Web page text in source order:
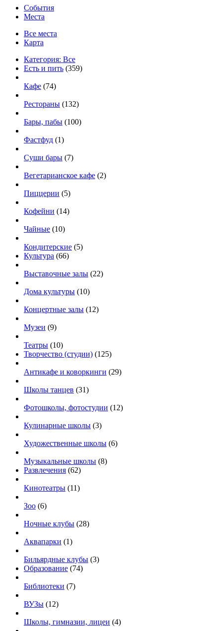
События
Места
Все места
Карта
Категория: Все
Есть и пить (359)
Кафе (74)
Рестораны (132)
Бары, пабы (100)
Фастфуд (1)
Суши бары (7)
Вегетарианское кафе (2)
Пиццерии (5)
Кофейни (14)
Чайные (10)
Кондитерские (5)
Культура (66)
Выставочные залы (22)
Дома культуры (10)
Концертные залы (12)
Музеи (9)
Театры (10)
Творчество (студии) (125)
Антикафе и коворкинги (29)
Школы танцев (31)
Фотошколы, фотостудии (12)
Кулинарные школы (3)
Художественные школы (6)
Музыкальные школы (8)
Развлечения (62)
Кинотеатры (11)
Зоо (6)
Ночные клубы (28)
Аквапарки (1)
Бильярдные клубы (3)
Образование (74)
Библиотеки (7)
ВУЗы (12)
Школы, гимназии, лицеи (4)